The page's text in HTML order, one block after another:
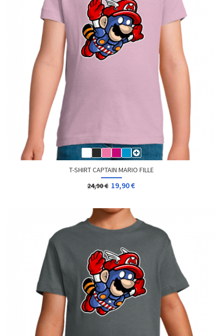
T-SHIRT CAPTAIN MARIO FILLE
24,90 € 19,90 €